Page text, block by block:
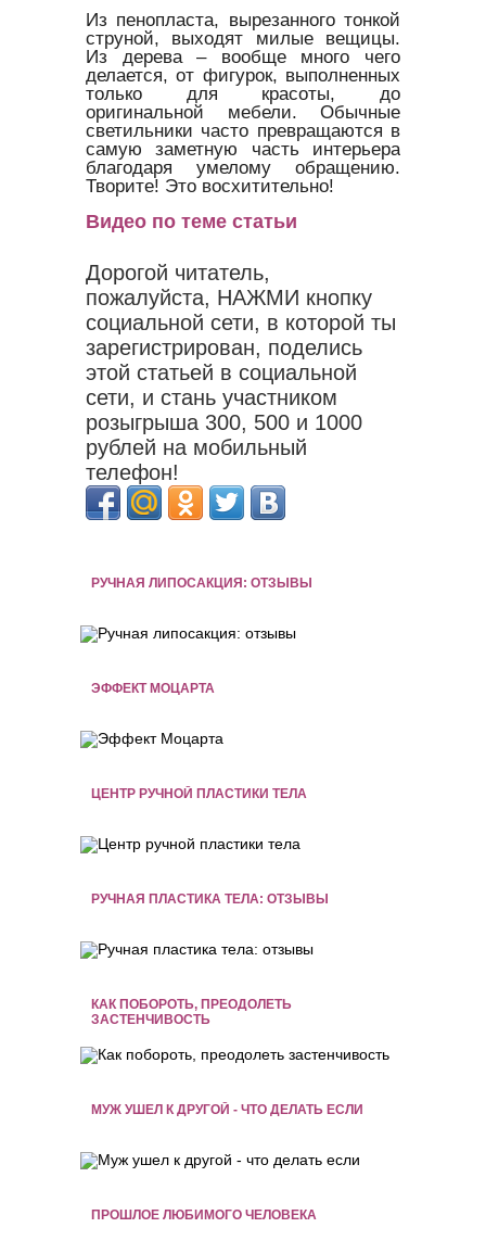
Из пенопласта, вырезанного тонкой
струной, выходят милые вещицы.
Из дерева – вообще много чего
делается, от фигурок, выполненных
только для красоты, до
оригинальной мебели. Обычные
светильники часто превращаются в
самую заметную часть интерьера
благодаря умелому обращению.
Творите! Это восхитительно!
Видео по теме статьи
Дорогой читатель,
пожалуйста, НАЖМИ кнопку
социальной сети, в которой ты
зарегистрирован, поделись
этой статьей в социальной
сети, и стань участником
розыгрыша 300, 500 и 1000
рублей на мобильный
телефон!
РУЧНАЯ ЛИПОСАКЦИЯ: ОТЗЫВЫ
ЭФФЕКТ МОЦАРТА
ЦЕНТР РУЧНОЙ ПЛАСТИКИ ТЕЛА
РУЧНАЯ ПЛАСТИКА ТЕЛА: ОТЗЫВЫ
КАК ПОБОРОТЬ, ПРЕОДОЛЕТЬ
ЗАСТЕНЧИВОСТЬ
МУЖ УШЕЛ К ДРУГОЙ - ЧТО ДЕЛАТЬ ЕСЛИ
ПРОШЛОЕ ЛЮБИМОГО ЧЕЛОВЕКА